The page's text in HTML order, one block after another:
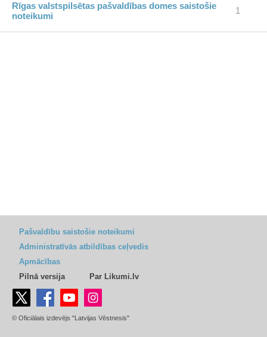
Rīgas valstspilsētas pašvaldības domes saistošie
noteikumi
1
Pašvaldību saistošie noteikumi
Administratīvās atbildības ceļvedis
Apmācības
Pilnā versija
Par Likumi.lv
© Oficiālais izdevējs "Latvijas Vēstnesis"